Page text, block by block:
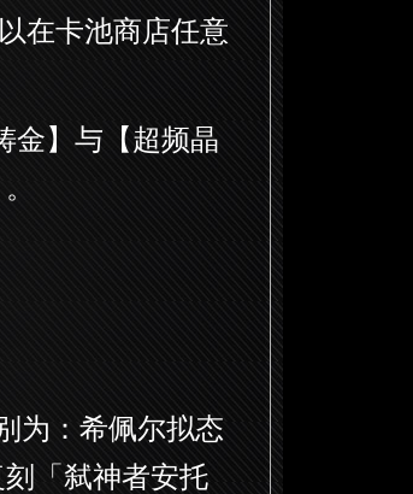
在卡池商店任意
金】与【超频晶
为：希佩尔拟态
「弑神者安托